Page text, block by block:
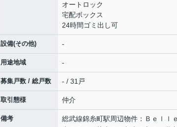
オートロック
宅配ボックス
24時間ゴミ出し可
設備(その他) -
用途地域 -
募集戸数 / 総戸数 - / 31戸
取引態様 仲介
備考
総武線錦糸町駅周辺物件：Ｂｅｌｌ